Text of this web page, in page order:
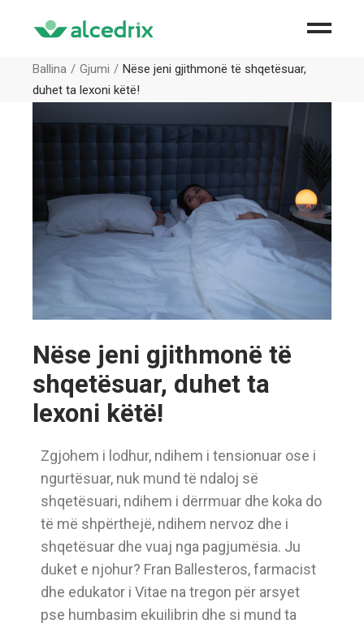
Ballina Gjumi
Nëse jeni gjithmonë të shqetësuar,
duhet ta lexoni këtë!
Nëse jeni gjithmonë të
shqetësuar, duhet ta
lexoni këtë!
Zgjohem i lodhur, ndihem i tensionuar ose i
ngurtësuar, nuk mund të ndaloj së
shqetësuari, ndihem i dërrmuar dhe koka do
të më shpërthejë, ndihem nervoz dhe i
shqetësuar dhe vuaj nga pagjumësia. Ju
duket e njohur? Fran Ballesteros, farmacist
dhe edukator i Vitae na tregon për arsyet
pse humbasim ekuilibrin dhe si mund ta